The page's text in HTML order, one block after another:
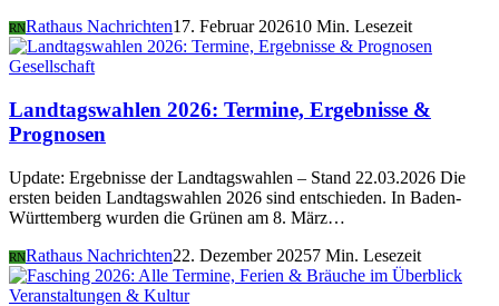
RNRathaus Nachrichten17. Februar 202610 Min. Lesezeit
Gesellschaft
Landtagswahlen 2026: Termine, Ergebnisse &
Prognosen
Update: Ergebnisse der Landtagswahlen – Stand 22.03.2026 Die
ersten beiden Landtagswahlen 2026 sind entschieden. In Baden-
Württemberg wurden die Grünen am 8. März…
RNRathaus Nachrichten22. Dezember 20257 Min. Lesezeit
Veranstaltungen & Kultur